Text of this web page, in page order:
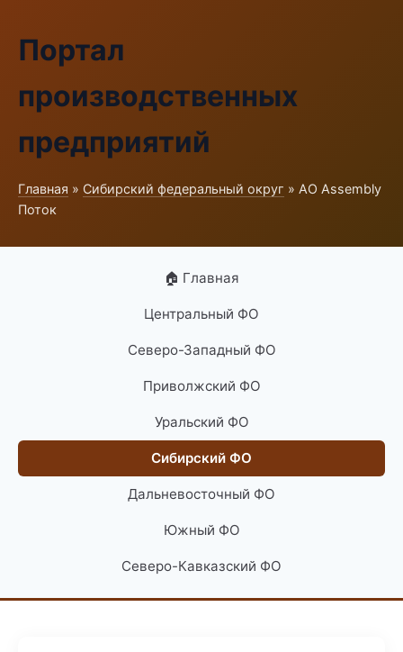
Портал
производственных
предприятий
Главная » Сибирский федеральный округ » АО Assembly
Поток
🏠 Главная
Центральный ФО
Северо-Западный ФО
Приволжский ФО
Уральский ФО
Сибирский ФО
Дальневосточный ФО
Южный ФО
Северо-Кавказский ФО